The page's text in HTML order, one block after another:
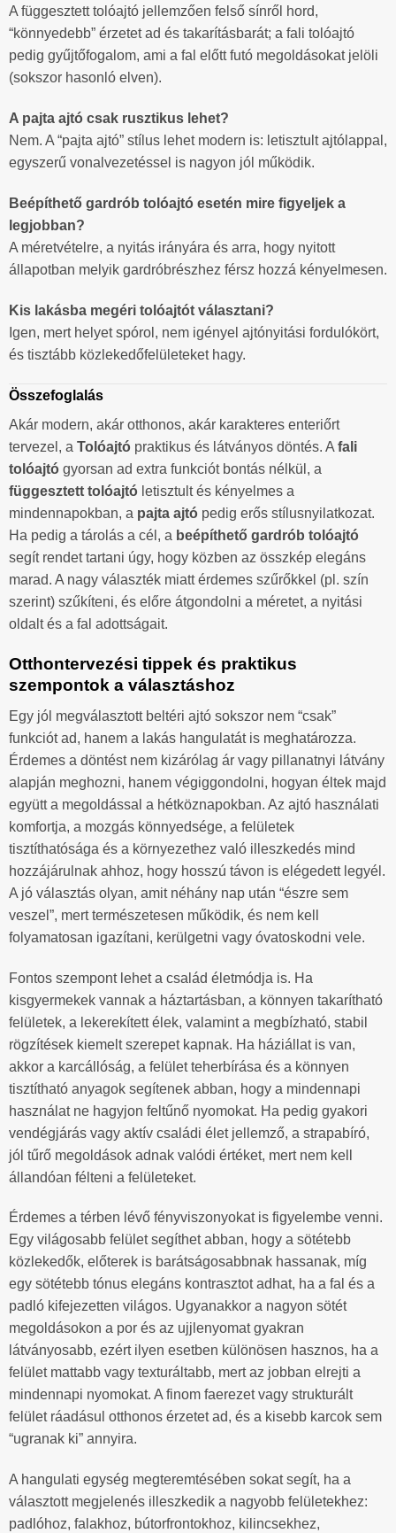
A függesztett tolóajtó jellemzően felső sínről hord,
“könnyedebb” érzetet ad és takarításbarát; a fali tolóajtó
pedig gyűjtőfogalom, ami a fal előtt futó megoldásokat jelöli
(sokszor hasonló elven).
A pajta ajtó csak rusztikus lehet?
Nem. A “pajta ajtó” stílus lehet modern is: letisztult ajtólappal,
egyszerű vonalvezetéssel is nagyon jól működik.
Beépíthető gardrób tolóajtó esetén mire figyeljek a
legjobban?
A méretvételre, a nyitás irányára és arra, hogy nyitott
állapotban melyik gardróbrészhez férsz hozzá kényelmesen.
Kis lakásba megéri tolóajtót választani?
Igen, mert helyet spórol, nem igényel ajtónyitási fordulókört,
és tisztább közlekedőfelületeket hagy.
Összefoglalás
Akár modern, akár otthonos, akár karakteres enteriőrt
tervezel, a Tolóajtó praktikus és látványos döntés. A fali
tolóajtó gyorsan ad extra funkciót bontás nélkül, a
függesztett tolóajtó letisztult és kényelmes a
mindennapokban, a pajta ajtó pedig erős stílusnyilatkozat.
Ha pedig a tárolás a cél, a beépíthető gardrób tolóajtó
segít rendet tartani úgy, hogy közben az összkép elegáns
marad. A nagy választék miatt érdemes szűrőkkel (pl. szín
szerint) szűkíteni, és előre átgondolni a méretet, a nyitási
oldalt és a fal adottságait.
Otthontervezési tippek és praktikus
szempontok a választáshoz
Egy jól megválasztott beltéri ajtó sokszor nem “csak”
funkciót ad, hanem a lakás hangulatát is meghatározza.
Érdemes a döntést nem kizárólag ár vagy pillanatnyi látvány
alapján meghozni, hanem végiggondolni, hogyan éltek majd
együtt a megoldással a hétköznapokban. Az ajtó használati
komfortja, a mozgás könnyedsége, a felületek
tisztíthatósága és a környezethez való illeszkedés mind
hozzájárulnak ahhoz, hogy hosszú távon is elégedett legyél.
A jó választás olyan, amit néhány nap után “észre sem
veszel”, mert természetesen működik, és nem kell
folyamatosan igazítani, kerülgetni vagy óvatoskodni vele.
Fontos szempont lehet a család életmódja is. Ha
kisgyermekek vannak a háztartásban, a könnyen takarítható
felületek, a lekerekített élek, valamint a megbízható, stabil
rögzítések kiemelt szerepet kapnak. Ha háziállat is van,
akkor a karcállóság, a felület teherbírása és a könnyen
tisztítható anyagok segítenek abban, hogy a mindennapi
használat ne hagyjon feltűnő nyomokat. Ha pedig gyakori
vendégjárás vagy aktív családi élet jellemző, a strapabíró,
jól tűrő megoldások adnak valódi értéket, mert nem kell
állandóan félteni a felületeket.
Érdemes a térben lévő fényviszonyokat is figyelembe venni.
Egy világosabb felület segíthet abban, hogy a sötétebb
közlekedők, előterek is barátságosabbnak hassanak, míg
egy sötétebb tónus elegáns kontrasztot adhat, ha a fal és a
padló kifejezetten világos. Ugyanakkor a nagyon sötét
megoldásokon a por és az ujjlenyomat gyakran
látványosabb, ezért ilyen esetben különösen hasznos, ha a
felület mattabb vagy texturáltabb, mert az jobban elrejti a
mindennapi nyomokat. A finom faerezet vagy strukturált
felület ráadásul otthonos érzetet ad, és a kisebb karcok sem
“ugranak ki” annyira.
A hangulati egység megteremtésében sokat segít, ha a
választott megjelenés illeszkedik a nagyobb felületekhez:
padlóhoz, falakhoz, bútorfrontokhoz, kilincsekhez,